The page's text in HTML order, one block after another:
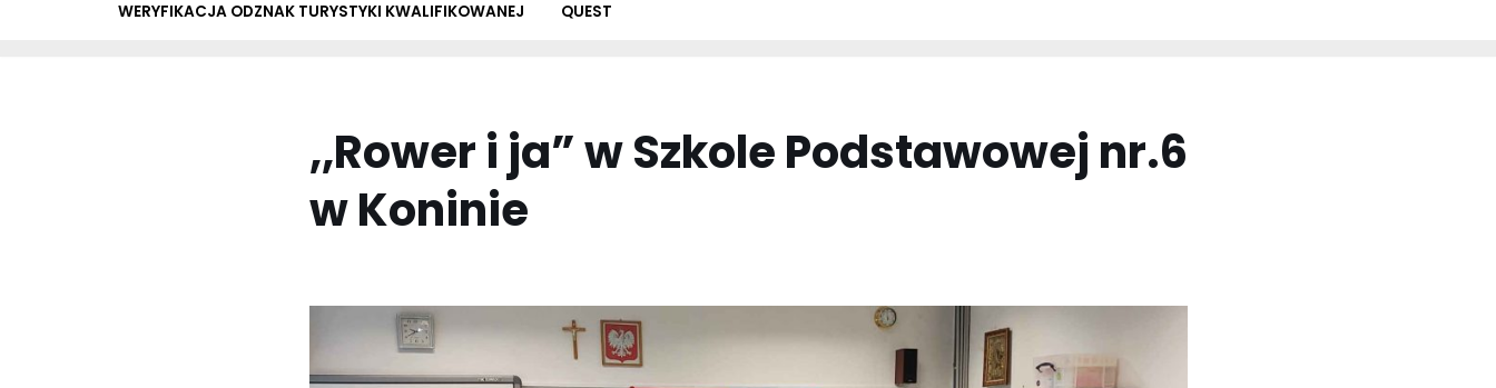
WERYFIKACJA ODZNAK TURYSTYKI KWALIFIKOWANEJ
QUEST
,,Rower i ja” w Szkole Podstawowej nr.6
w Koninie